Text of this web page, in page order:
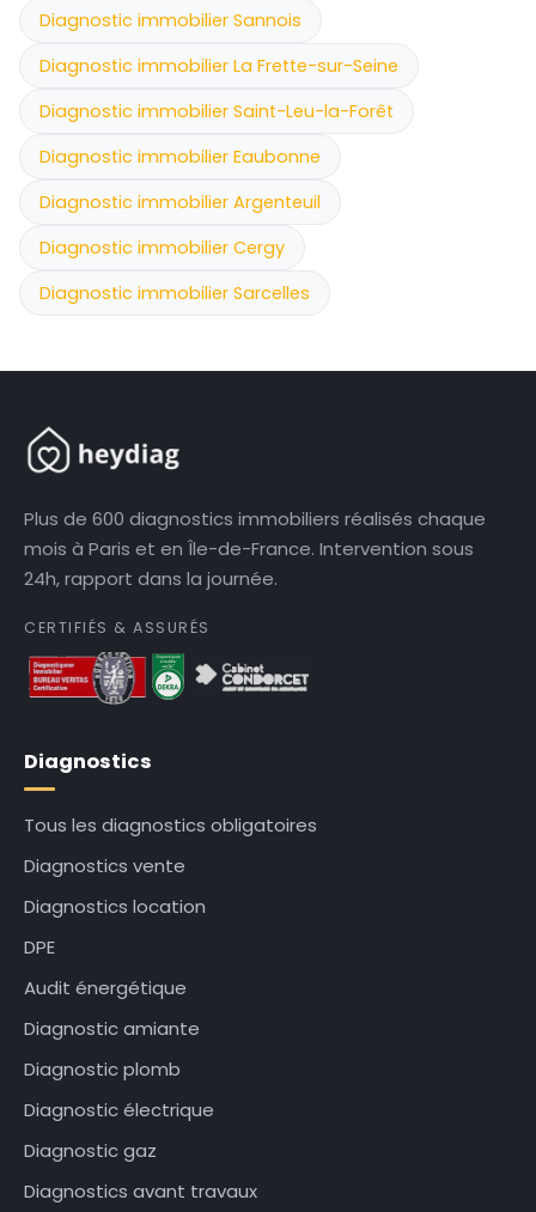
Diagnostic immobilier Sannois
Diagnostic immobilier La Frette-sur-Seine
Diagnostic immobilier Saint-Leu-la-Forêt
Diagnostic immobilier Eaubonne
Diagnostic immobilier Argenteuil
Diagnostic immobilier Cergy
Diagnostic immobilier Sarcelles
Plus de 600 diagnostics immobiliers réalisés chaque
mois à Paris et en Île-de-France. Intervention sous
24h, rapport dans la journée.
CERTIFIÉS & ASSURÉS
Diagnostics
Tous les diagnostics obligatoires
Diagnostics vente
Diagnostics location
DPE
Audit énergétique
Diagnostic amiante
Diagnostic plomb
Diagnostic électrique
Diagnostic gaz
Diagnostics avant travaux